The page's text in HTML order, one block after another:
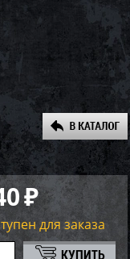
₽
для заказа